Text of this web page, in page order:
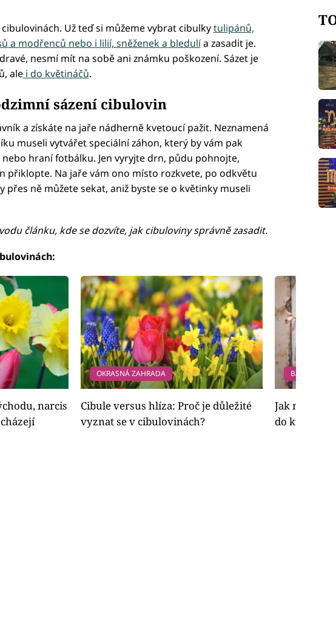
Už teď si můžeme vybrat cibulkytulipánů,
a modřenců nebo i lilií, sněženek a bledulía zasadit je.
nesmí mít na sobě ani známku poškození. Sázet je
alei do květináčů.
sázení cibulovin
a získáte na jaře nádherně kvetoucí pažit. Neznamená
museli vytvářet speciální záhon, který by vám pak
hraní fotbálku. Jen vyryjte drn, půdu pohnojte,
přiklopte. Na jaře vám ono místo rozkvete, po odkvětu
přes ně můžete sekat, aniž byste se o květinky museli
článku, kde se dozvíte, jak cibuloviny správně zasadit.
narcis
OKRASNÁ ZAHRADA
Cibule versus hlíza: Proč je důležité
vyznat se v cibulovinách?
BALKÓN A
Jak na
do